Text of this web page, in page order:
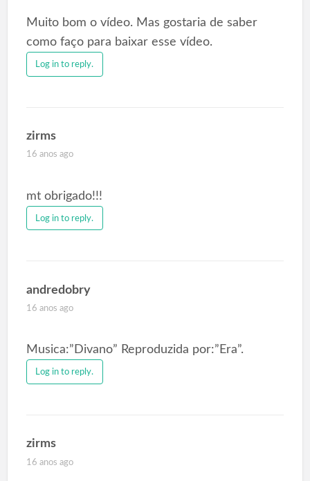
Muito bom o vídeo. Mas gostaria de saber
como faço para baixar esse vídeo.
Log in to reply.
zirms
16 anos ago
mt obrigado!!!
Log in to reply.
andredobry
16 anos ago
Musica:”Divano” Reproduzida por:”Era”.
Log in to reply.
zirms
16 anos ago